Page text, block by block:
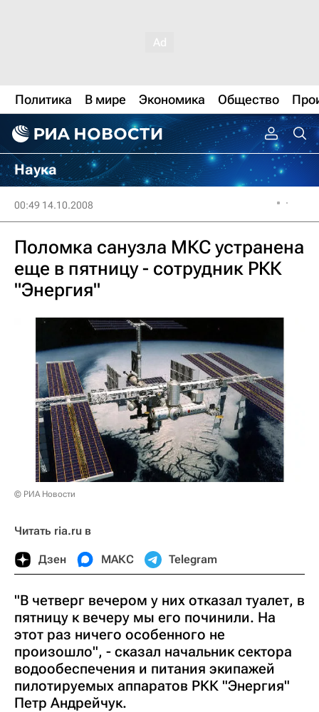
Политика В мире Экономика Общество
Наука
00:49 14.10.2008
Поломка санузла МКС устранена
еще в пятницу - сотрудник РКК
"Энергия"
© РИА Новости
Читать ria.ru в
Дзен МАКС Telegram
"В четверг вечером у них отказал туалет, в
пятницу к вечеру мы его починили. На
этот раз ничего особенного не
произошло", - сказал начальник сектора
водообеспечения и питания экипажей
пилотируемых аппаратов РКК "Энергия"
Петр Андрейчук.